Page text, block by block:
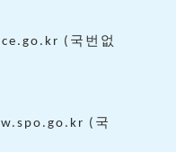
( 국번없
( 국